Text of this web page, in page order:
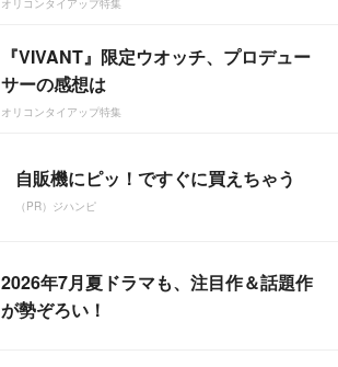
オリコンタイアップ特集
『VIVANT』限定ウオッチ、プロデュー
サーの感想は
オリコンタイアップ特集
自販機にピッ！ですぐに買えちゃう
（PR）ジハンピ
2026年7月夏ドラマも、注目作＆話題作
が勢ぞろい！